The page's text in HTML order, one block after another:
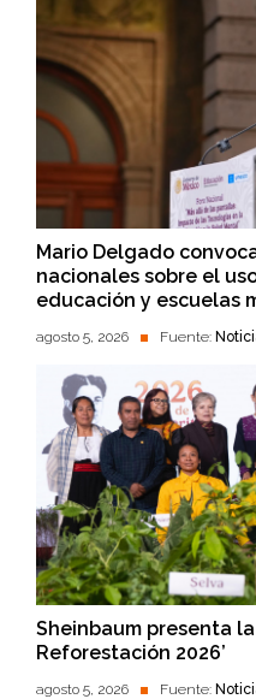
Mario Delgado
nacionales sobre el
educación y escuelas
agosto 5, 2026 Fuente:
Sheinbaum presenta
Reforestación 2026’
agosto 5, 2026 Fuente: